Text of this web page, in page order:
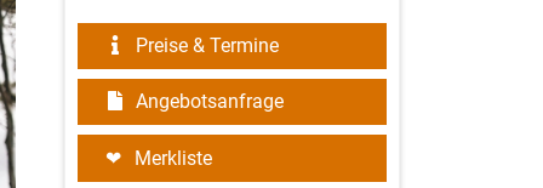
Preise & Termine
Angebotsanfrage
Merkliste